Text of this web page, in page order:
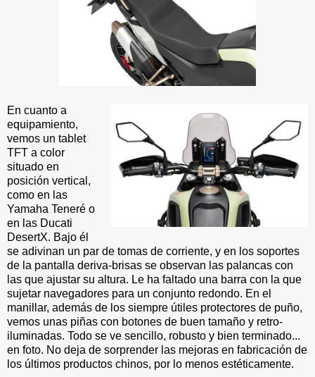
En cuanto a
equipamiento,
vemos un tablet
TFT a color
situado en
posición vertical,
como en las
Yamaha Teneré o
en las Ducati
DesertX. Bajo él
se adivinan un par de tomas de corriente, y en los soportes
de la pantalla deriva-brisas se observan las palancas con
las que ajustar su altura. Le ha faltado una barra con la que
sujetar navegadores para un conjunto redondo. En el
manillar, además de los siempre útiles protectores de puño,
vemos unas piñas con botones de buen tamaño y retro-
iluminadas. Todo se ve sencillo, robusto y bien terminado...
en foto. No deja de sorprender las mejoras en fabricación de
los últimos productos chinos, por lo menos estéticamente.